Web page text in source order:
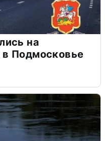
на
Подмосковье